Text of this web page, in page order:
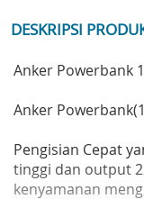
DESKRIPSI
Anker Powerbank
Anker
Pengisian Cepat
tinggi dan output
kenyamanan